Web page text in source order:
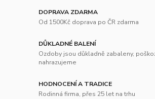
DOPRAVA ZDARMA
Od 1500Kč doprava po ČR zdarma
DŮKLADNÉ BALENÍ
Ozdoby jsou důkladně zabaleny,
nahrazujeme
HODNOCENÍ A TRADICE
Rodinná firma, přes 25 let na trhu